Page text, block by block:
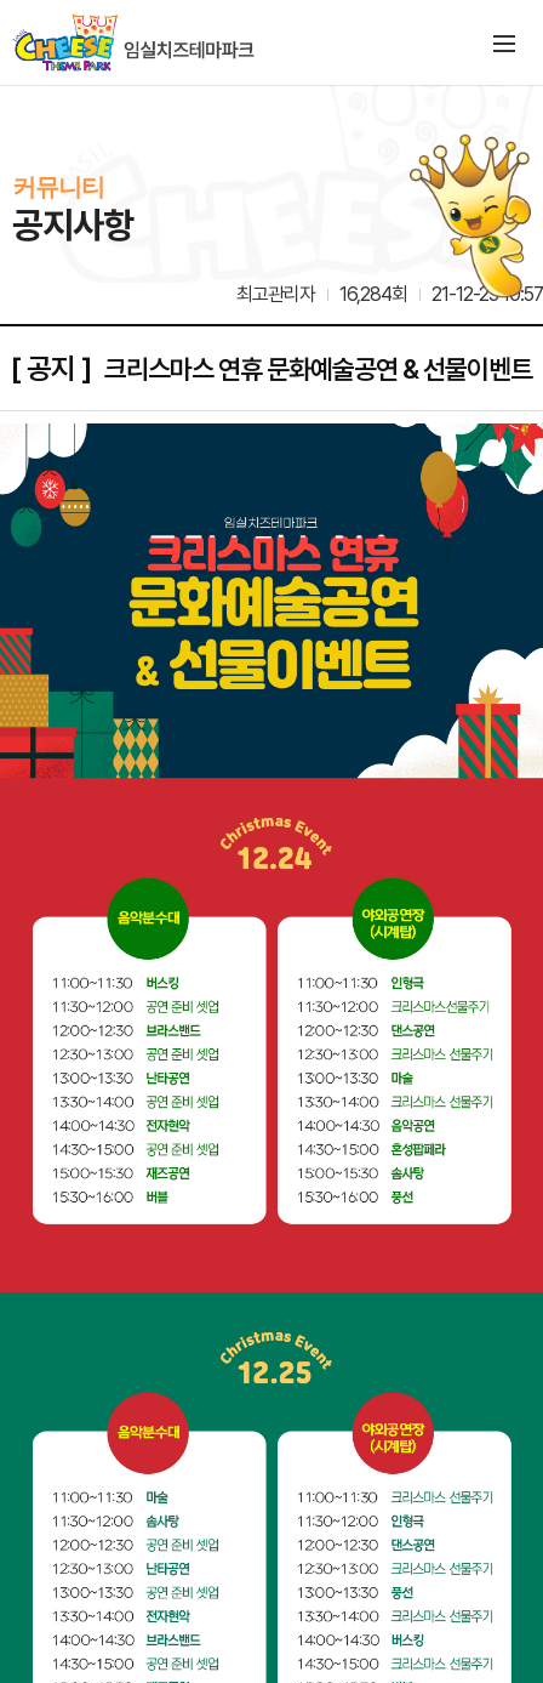
커뮤니티
공지사항
최고관리자 16,284회 21-12-23 10:57
[ 공지 ] 크리스마스 연휴 문화예술공연 & 선물이벤트